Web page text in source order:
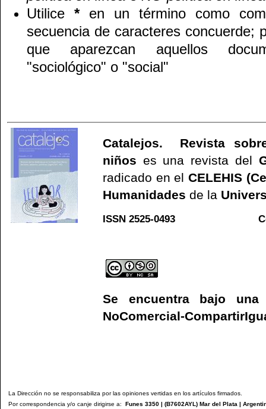
Utilice *en un término como
secuencia de caracteres concuerde;
que aparezcan aquellos
"sociológico" o "social"
Catalejos. Revista
niños es una revista del
radicado en el CELEHIS
Humanidades de la
ISSN 2525-0493 C
Se encuentra bajo
NoComercial-
La Dirección no se responsabiliza por las opiniones vertidas en los artículos firmados.
Por correspondencia y/o canje dirigirse a: Funes 3350 | (B7602AYL) Mar del Plata |